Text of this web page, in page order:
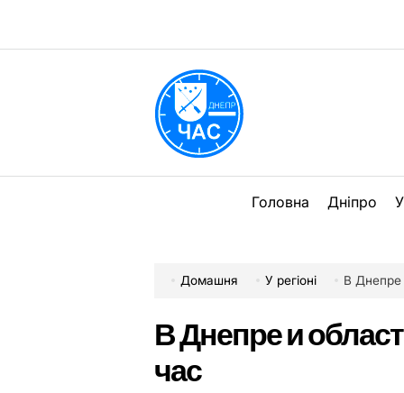
вмісту
Головна
Дніпро
Домашня У регіоні В Днепре
В Днепре и
час